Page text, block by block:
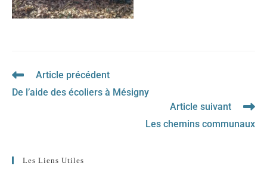
Read
articles
Article précédent
De l’aide des écoliers à Mésigny
Article suivant
Les chemins communaux
Les Liens Utiles